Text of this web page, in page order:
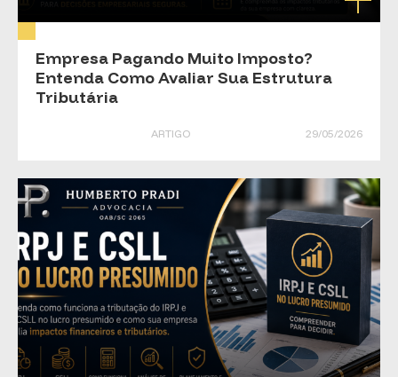
Empresa Pagando Muito Imposto?
Entenda Como Avaliar Sua Estrutura
Tributária
ARTIGO 29/05/2026